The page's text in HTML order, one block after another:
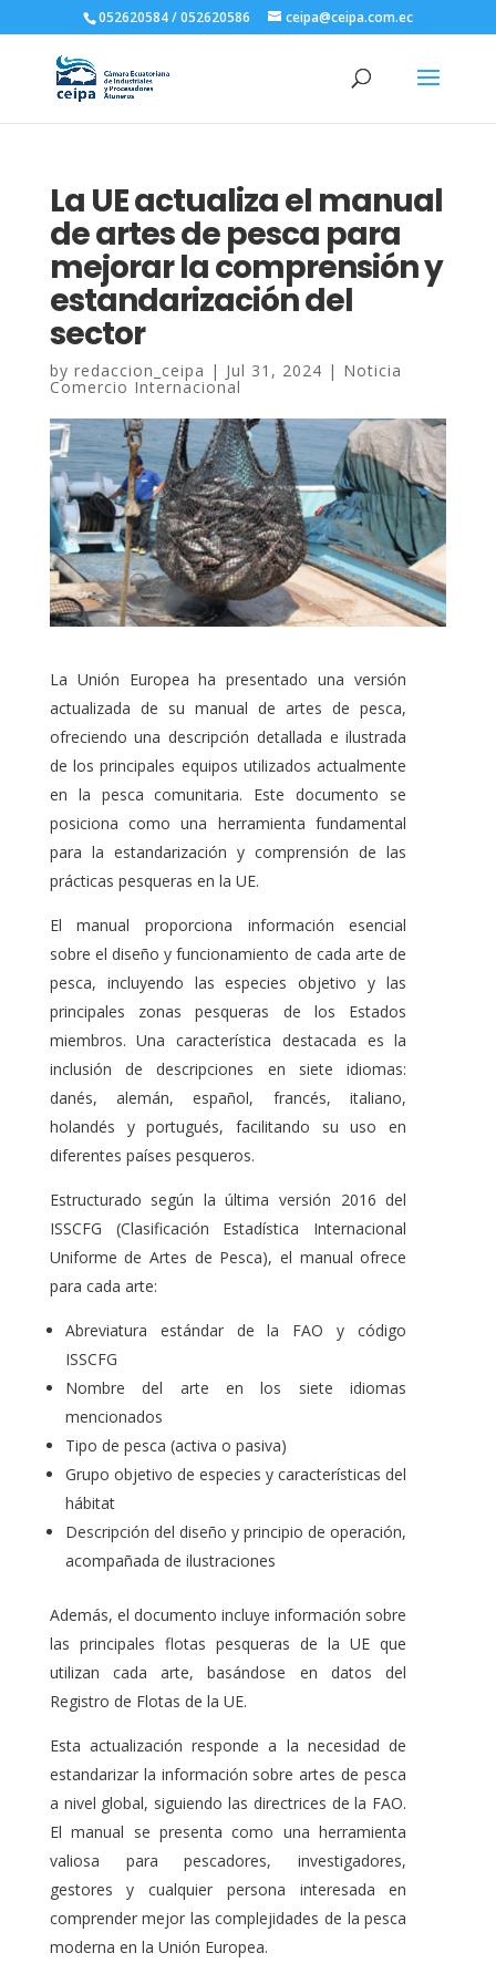
052620584 / 052620586 ceipa@ceipa.com.ec
La UE actualiza el manual
de artes de pesca para
mejorar la comprensión y
estandarización del
sector
by redaccion_ceipa | Jul 31, 2024 | Noticia
Comercio Internacional
La Unión Europea ha presentado una versión
actualizada de su manual de artes de pesca,
ofreciendo una descripción detallada e ilustrada
de los principales equipos utilizados actualmente
en la pesca comunitaria. Este documento se
posiciona como una herramienta fundamental
para la estandarización y comprensión de las
prácticas pesqueras en la UE.
El manual proporciona información esencial
sobre el diseño y funcionamiento de cada arte de
pesca, incluyendo las especies objetivo y las
principales zonas pesqueras de los Estados
miembros. Una característica destacada es la
inclusión de descripciones en siete idiomas:
danés, alemán, español, francés, italiano,
holandés y portugués, facilitando su uso en
diferentes países pesqueros.
Estructurado según la última versión 2016 del
ISSCFG (Clasificación Estadística Internacional
Uniforme de Artes de Pesca), el manual ofrece
para cada arte:
Abreviatura estándar de la FAO y código
ISSCFG
Nombre del arte en los siete idiomas
mencionados
Tipo de pesca (activa o pasiva)
Grupo objetivo de especies y características del
hábitat
Descripción del diseño y principio de operación,
acompañada de ilustraciones
Además, el documento incluye información sobre
las principales flotas pesqueras de la UE que
utilizan cada arte, basándose en datos del
Registro de Flotas de la UE.
Esta actualización responde a la necesidad de
estandarizar la información sobre artes de pesca
a nivel global, siguiendo las directrices de la FAO.
El manual se presenta como una herramienta
valiosa para pescadores, investigadores,
gestores y cualquier persona interesada en
comprender mejor las complejidades de la pesca
moderna en la Unión Europea.